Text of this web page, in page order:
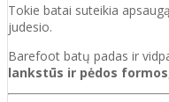
Tokie batai suteikia
judesio.
Barefoot batų padas ir
lankstūs ir pėdos formos